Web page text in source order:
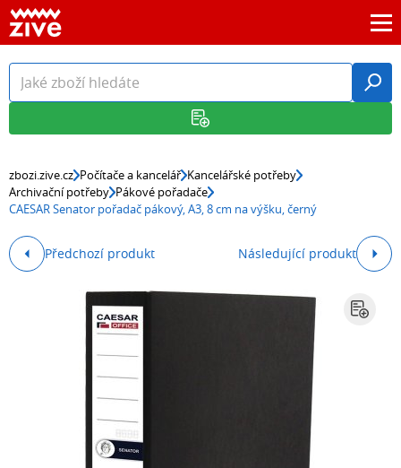
zbozi.zive.cz Počítače a kancelář Kancelářské potřeby
Archivační potřeby Pákové pořadače
CAESAR Senator pořadač pákový, A3, 8 cm na výšku, černý
Předchozí produkt Následující produkt